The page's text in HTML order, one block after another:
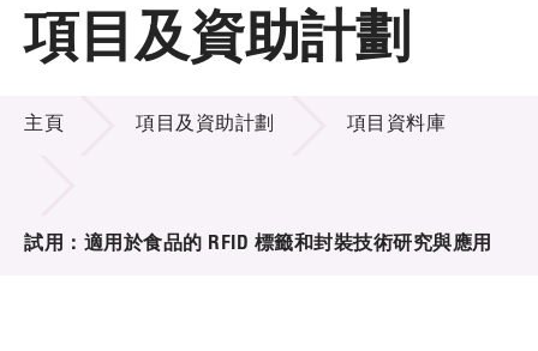
主頁
關於LSCM
技術商品化
合作計劃
項目及資助計劃
項目及資助計劃
主頁 項目及資助計劃 項目資料庫
試用：適用於食品的 RFID 標籤和封裝技術研究與應用